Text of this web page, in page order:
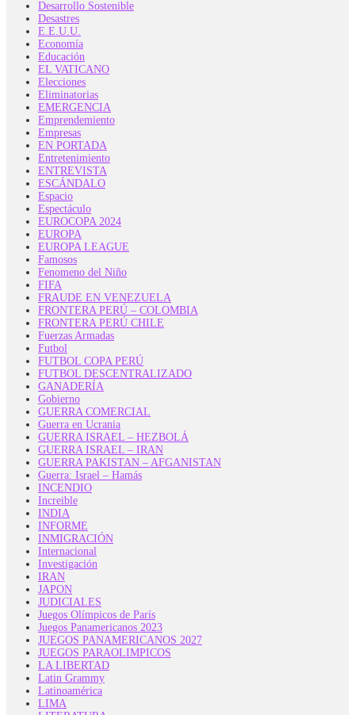
Desarrollo Sostenible
Desastres
E.E.U.U.
Economía
Educación
EL VATICANO
Elecciones
Eliminatorias
EMERGENCIA
Emprendemiento
Empresas
EN PORTADA
Entretenimiento
ENTREVISTA
ESCÁNDALO
Espacio
Espectáculo
EUROCOPA 2024
EUROPA
EUROPA LEAGUE
Famosos
Fenomeno del Niño
FIFA
FRAUDE EN VENEZUELA
FRONTERA PERÚ – COLOMBIA
FRONTERA PERÚ CHILE
Fuerzas Armadas
Futbol
FUTBOL COPA PERÚ
FUTBOL DESCENTRALIZADO
GANADERÍA
Gobierno
GUERRA COMERCIAL
Guerra en Ucrania
GUERRA ISRAEL – HEZBOLÁ
GUERRA ISRAEL – IRAN
GUERRA PAKISTAN – AFGANISTAN
Guerra: Israel – Hamás
INCENDIO
Increible
INDIA
INFORME
INMIGRACIÓN
Internacional
Investigación
IRAN
JAPON
JUDICIALES
Juegos Olímpicos de París
Juegos Panamericanos 2023
JUEGOS PANAMERICANOS 2027
JUEGOS PARAOLIMPICOS
LA LIBERTAD
Latin Grammy
Latinoamérica
LIMA